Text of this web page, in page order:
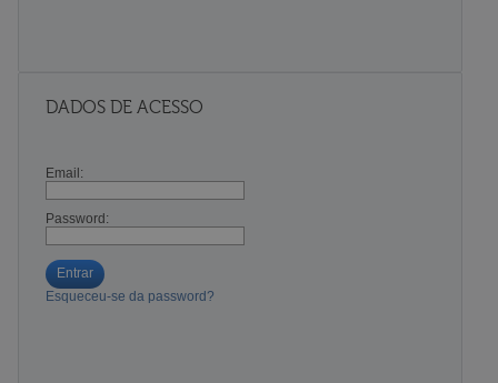
DADOS DE ACESSO
Email:
Password:
Entrar
Esqueceu-se da password?